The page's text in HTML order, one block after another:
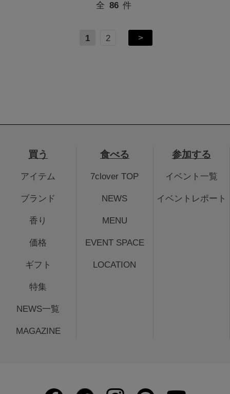
全 86 件
1 2 >
買う
アイテム
ブランド
香り
価格
ギフト
特集
NEWS一覧
MAGAZINE
食べる
7clover TOP
NEWS
MENU
EVENT SPACE
LOCATION
参加する
イベント一覧
イベントレポート